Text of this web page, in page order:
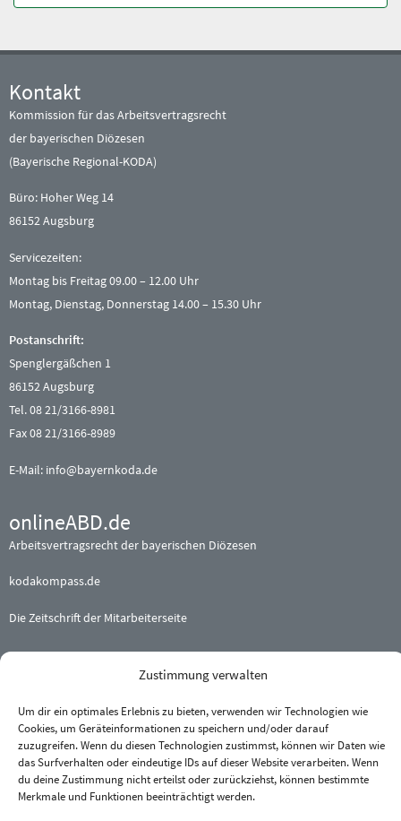
Zustimmung verwalten
Um dir ein optimales Erlebnis zu bieten, verwenden wir Technologien wie
Cookies, um Geräteinformationen zu speichern und/oder darauf
zuzugreifen. Wenn du diesen Technologien zustimmst, können wir Daten wie
das Surfverhalten oder eindeutige IDs auf dieser Website verarbeiten. Wenn
du deine Zustimmung nicht erteilst oder zurückziehst, können bestimmte
Merkmale und Funktionen beeinträchtigt werden.
n
Kontakt
Kommission für das Arbeitsvertragsrecht
der bayerischen Diözesen
(Bayerische Regional-KODA)
Büro: Hoher Weg 14
86152 Augsburg
Servicezeiten:
Montag bis Freitag 09.00 – 12.00 Uhr
Montag, Dienstag, Donnerstag 14.00 – 15.30 Uhr
Postanschrift:
Spenglergäßchen 1
86152 Augsburg
Tel. 08 21/3166-8981
Fax 08 21/3166-8989
E-Mail: info@bayernkoda.de
onlineABD.de
Arbeitsvertragsrecht der bayerischen Diözesen
kodakompass.de
Die Zeitschrift der Mitarbeiterseite
Beteiligte (Erz-) Bistümer
München und Freising·Passau
Regensburg
Würzburg